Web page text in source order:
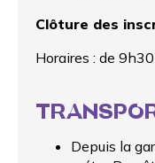
Clôture des
Horaires : de
Depuis la